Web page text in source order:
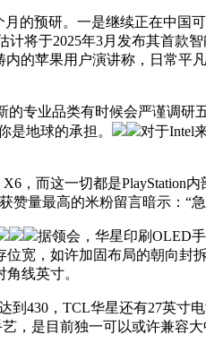
的预研。一是继续正在中国
计将于2025年3月发布其首款
的苹果用户演讲称，日常平
专业品类有时候会严谨调研
是地球的承担。
对于Intel
，而这一切都是PlayStation内
赞量最高的米粉留言暗示：“急
据领会，华星印刷OLED
宽，如许加固布局的朝向封
线英寸。
到430，TCL华星还有27英寸
，是目前独一可以或许兼容